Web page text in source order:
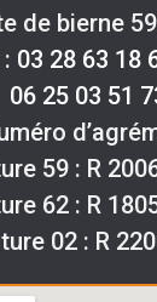
de bierne
03 28 63 18
06 25 03 51
59 : R
62 : R
02 : R